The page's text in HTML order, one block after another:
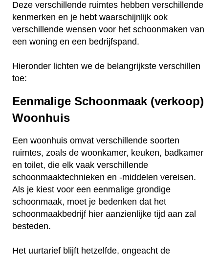
Deze verschillende ruimtes hebben verschillende
kenmerken en je hebt waarschijnlijk ook
verschillende wensen voor het schoonmaken van
een woning en een bedrijfspand.
Hieronder lichten we de belangrijkste verschillen
toe:
Eenmalige Schoonmaak (verkoop)
Woonhuis
Een woonhuis omvat verschillende soorten
ruimtes, zoals de woonkamer, keuken, badkamer
en toilet, die elk vaak verschillende
schoonmaaktechnieken en -middelen vereisen.
Als je kiest voor een eenmalige grondige
schoonmaak, moet je bedenken dat het
schoonmaakbedrijf hier aanzienlijke tijd aan zal
besteden.
Het uurtarief blijft hetzelfde, ongeacht de